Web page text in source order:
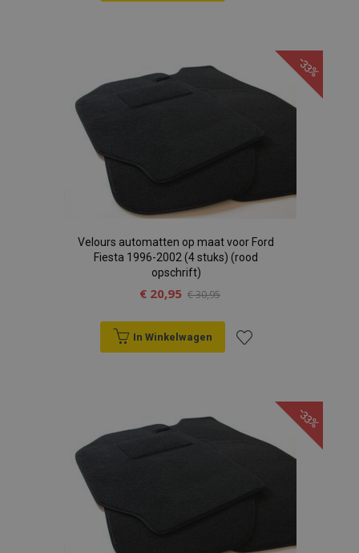
aan
verlanglijst
-33%
Velours automatten op maat voor Ford
Fiesta 1996-2002 (4 stuks) (rood
opschrift)
€ 20,95 € 30,95
In Winkelwagen
aan
verlanglijst
-33%